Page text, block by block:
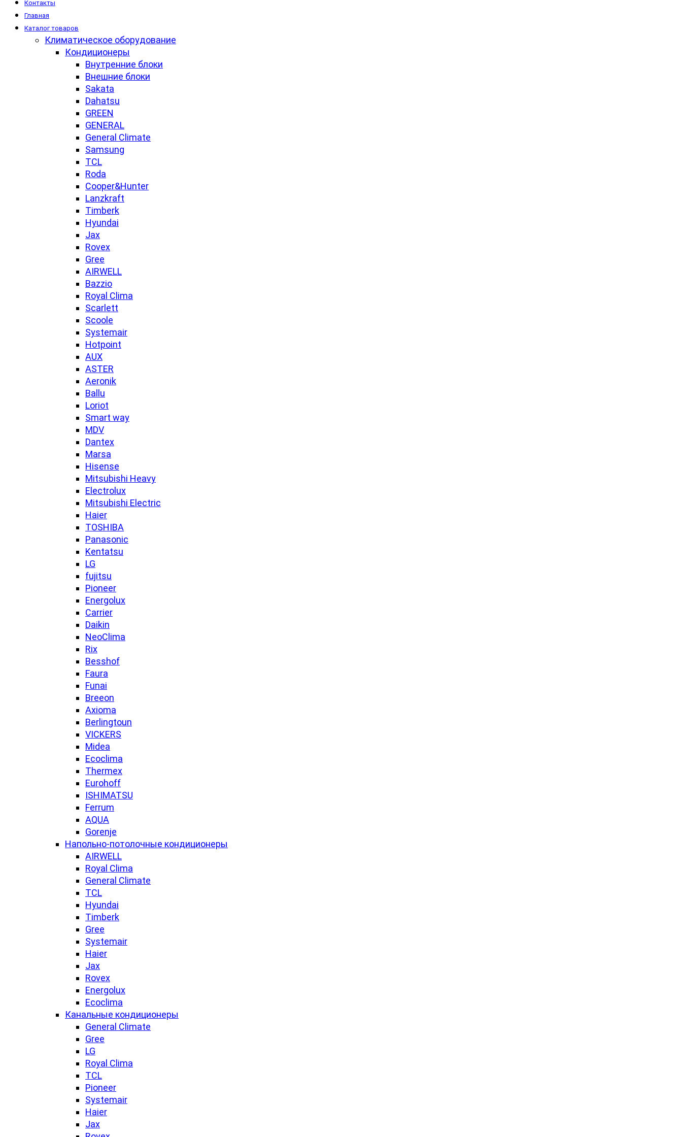
Контакты
Главная
Каталог товаров
Климатическое оборудование
Кондиционеры
Внутренние блоки
Внешние блоки
Sakata
Dahatsu
GREEN
GENERAL
General Climate
Samsung
TCL
Roda
Cooper&Hunter
Lanzkraft
Timberk
Hyundai
Jax
Rovex
Gree
AIRWELL
Bazzio
Royal Clima
Scarlett
Scoole
Systemair
Hotpoint
AUX
ASTER
Aeronik
Ballu
Loriot
Smart way
MDV
Dantex
Marsa
Hisense
Mitsubishi Heavy
Electrolux
Mitsubishi Electric
Haier
TOSHIBA
Panasonic
Kentatsu
LG
fujitsu
Pioneer
Energolux
Carrier
Daikin
NeoClima
Rix
Besshof
Faura
Funai
Breeon
Axioma
Berlingtoun
VICKERS
Midea
Ecoclima
Thermex
Eurohoff
ISHIMATSU
Ferrum
AQUA
Gorenje
Напольно-потолочные кондиционеры
AIRWELL
Royal Clima
General Climate
TCL
Hyundai
Timberk
Gree
Systemair
Haier
Jax
Rovex
Energolux
Ecoclima
Канальные кондиционеры
General Climate
Gree
LG
Royal Clima
TCL
Pioneer
Systemair
Haier
Jax